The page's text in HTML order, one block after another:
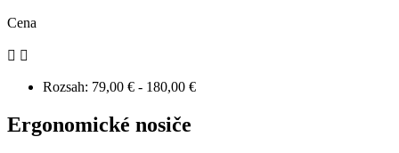
Cena
 
Rozsah: 79,00 € - 180,00 €
Ergonomické nosiče